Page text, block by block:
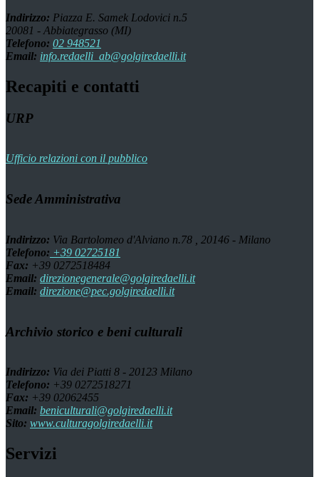
Indirizzo: Piazza E. Samek Lodovici n.5
20081 - Abbiategrasso (MI)
Telefono: 02 948521
Email: info.redaelli_ab@golgiredaelli.it
Recapiti e contatti
URP
Ufficio relazioni con il pubblico
Sede Amministrativa
Indirizzo: Via Bartolomeo d'Alviano n.78 , 20146 - Milano
Telefono: +39 02725181
Fax: +39 0272518484
Email: direzionegenerale@golgiredaelli.it
Email: direzione@pec.golgiredaelli.it
Archivio storico e beni culturali
Indirizzo: Via dei Piatti 8 - 20123 Milano
Telefono: +39 0272518271
Fax: +39 02062455
Email: beniculturali@golgiredaelli.it
Sito: www.culturagolgiredaelli.it
Servizi